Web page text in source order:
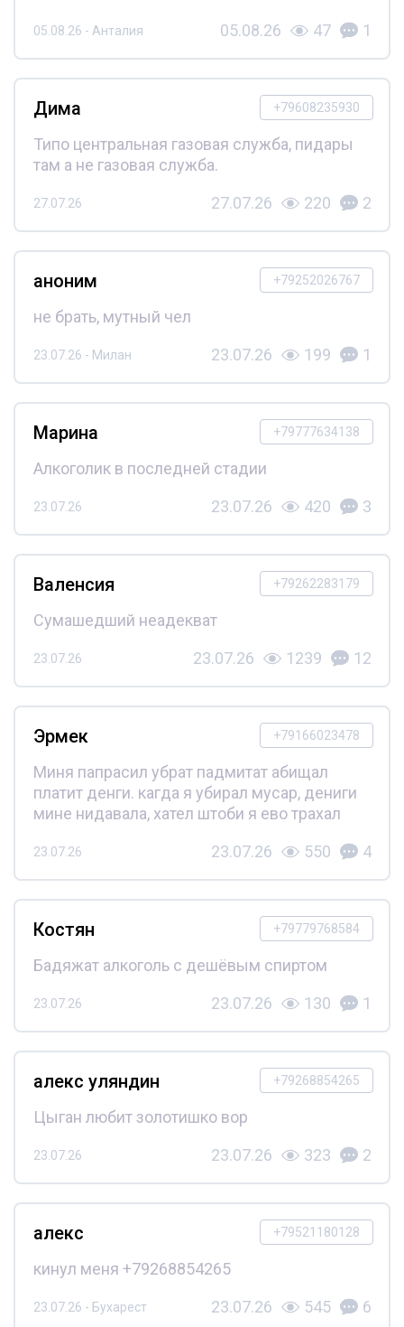
05.08.26 - Анталия 05.08.26 47 1
+79608235930
Дима
Типо центральная газовая служба, пидары
там а не газовая служба.
27.07.26 27.07.26 220 2
+79252026767
аноним
не брать, мутный чел
23.07.26 - Милан 23.07.26 199 1
+79777634138
Марина
Алкоголик в последней стадии
23.07.26 23.07.26 420 3
+79262283179
Валенсия
Сумашедший неадекват
23.07.26 23.07.26 1239 12
+79166023478
Эрмек
Миня папрасил убрат падмитат абищал
платит денги. кагда я убирал мусар, дениги
мине нидавала, хател штоби я ево трахал
23.07.26 23.07.26 550 4
+79779768584
Костян
Бадяжат алкоголь с дешёвым спиртом
23.07.26 23.07.26 130 1
+79268854265
алекс уляндин
Цыган любит золотишко вор
23.07.26 23.07.26 323 2
+79521180128
алекс
кинул меня +79268854265
23.07.26 - Бухарест 23.07.26 545 6